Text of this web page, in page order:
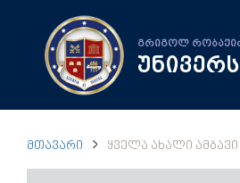
გრიგოლ
ᲛᲗᲐᲕᲐᲠᲘ ᲧᲕᲔᲚᲐ ᲐᲮᲐᲚᲘ ᲐᲛᲑᲐᲕᲘ